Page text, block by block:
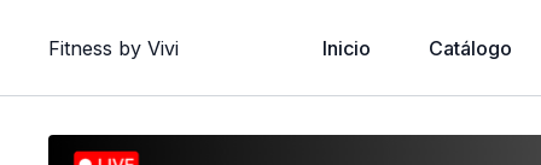
Fitness by Vivi Inicio Catálogo